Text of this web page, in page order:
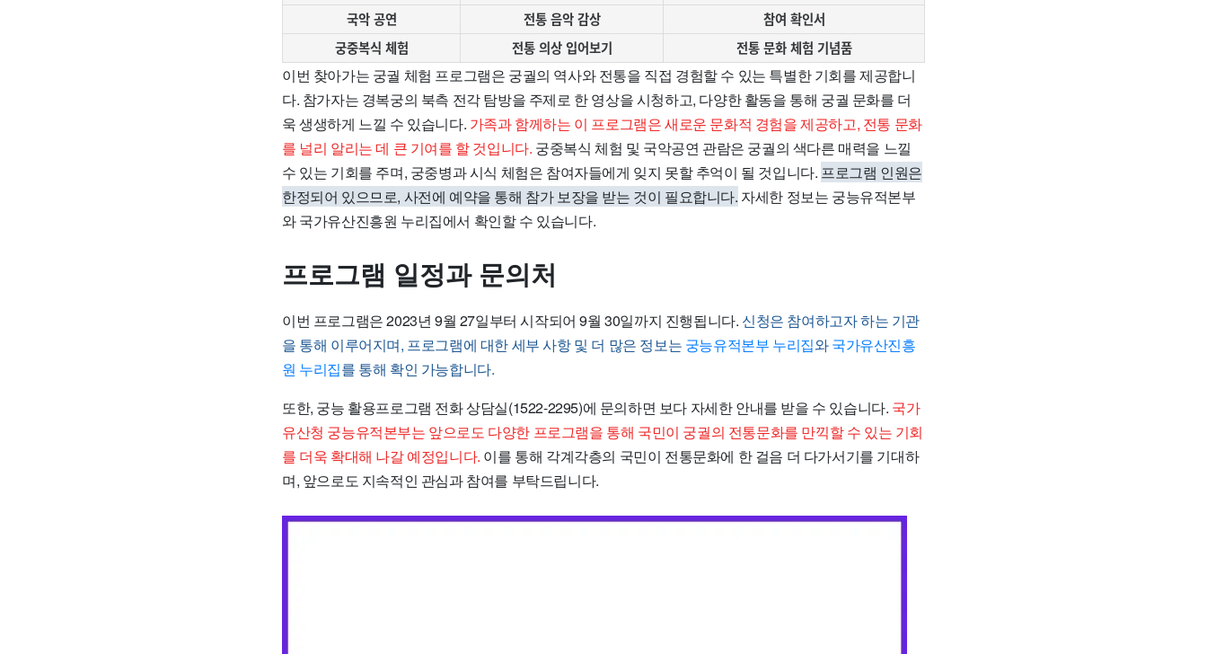
국악 공연
전통 음악 감상
참여 확인서
궁중복식 체험
전통 의상 입어보기 전통 문화 체험 기념품
이번 찾아가는 궁궐 체험 프로그램은 궁궐의 역사와 전통을 직접 경험할 수 있는 특별한 기회를 제공합니
다. 참가자는 경복궁의 북측 전각 탐방을 주제로 한 영상을 시청하고, 다양한 활동을 통해 궁궐 문화를 더
욱 생생하게 느낄 수 있습니다. 가족과 함께하는 이 프로그램은 새로운 문화적 경험을 제공하고, 전통 문화
를 널리 알리는 데 큰 기여를 할 것입니다. 궁중복식 체험 및 국악공연 관람은 궁궐의 색다른 매력을 느낄
수 있는 기회를 주며, 궁중병과 시식 체험은 참여자들에게 잊지 못할 추억이 될 것입니다. 프로그램 인원은
한정되어 있으므로, 사전에 예약을 통해 참가 보장을 받는 것이 필요합니다. 자세한 정보는 궁능유적본부
와 국가유산진흥원 누리집에서 확인할 수 있습니다.
프로그램 일정과 문의처
이번 프로그램은 2023년 9월 27일부터 시작되어 9월 30일까지 진행됩니다. 신청은 참여하고자 하는 기관
을 통해 이루어지며, 프로그램에 대한 세부 사항 및 더 많은 정보는 궁능유적본부 누리집와국가유산진흥
원 누리집를 통해 확인 가능합니다.
또한, 궁능 활용프로그램 전화 상담실(1522-2295)에 문의하면 보다 자세한 안내를 받을 수 있습니다. 국가
유산청 궁능유적본부는 앞으로도 다양한 프로그램을 통해 국민이 궁궐의 전통문화를 만끽할 수 있는 기회
를 더욱 확대해 나갈 예정입니다. 이를 통해 각계각층의 국민이 전통문화에 한 걸음 더 다가서기를 기대하
며, 앞으로도 지속적인 관심과 참여를 부탁드립니다.